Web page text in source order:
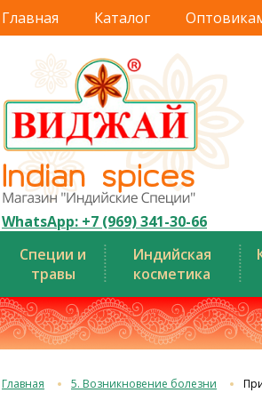
Главная Каталог
WhatsApp: +7 (969) 341-30-66
Специи и
травы
Индийская
косметика
Главная 5. Возникновение болезни